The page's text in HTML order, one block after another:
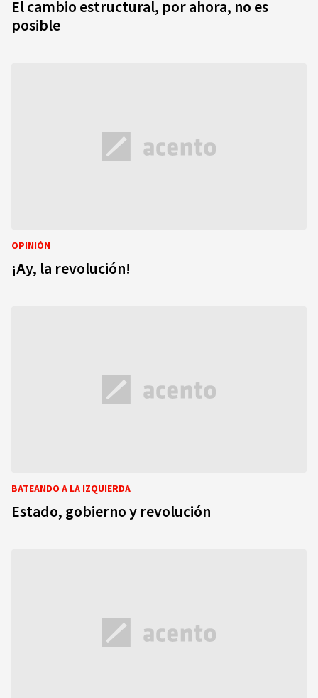
El cambio estructural, por ahora, no es
posible
OPINIÓN
¡Ay, la revolución!
BATEANDO A LA IZQUIERDA
Estado, gobierno y revolución